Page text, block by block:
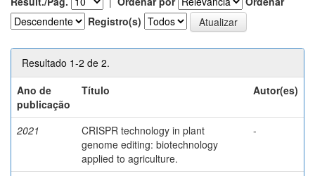
Registro(s)
Resultado 1-2 de 2.
Ano de
publicação
Título Autor(es)
2021
CRISPR technology in plant
genome editing: biotechnology
applied to agriculture.
-